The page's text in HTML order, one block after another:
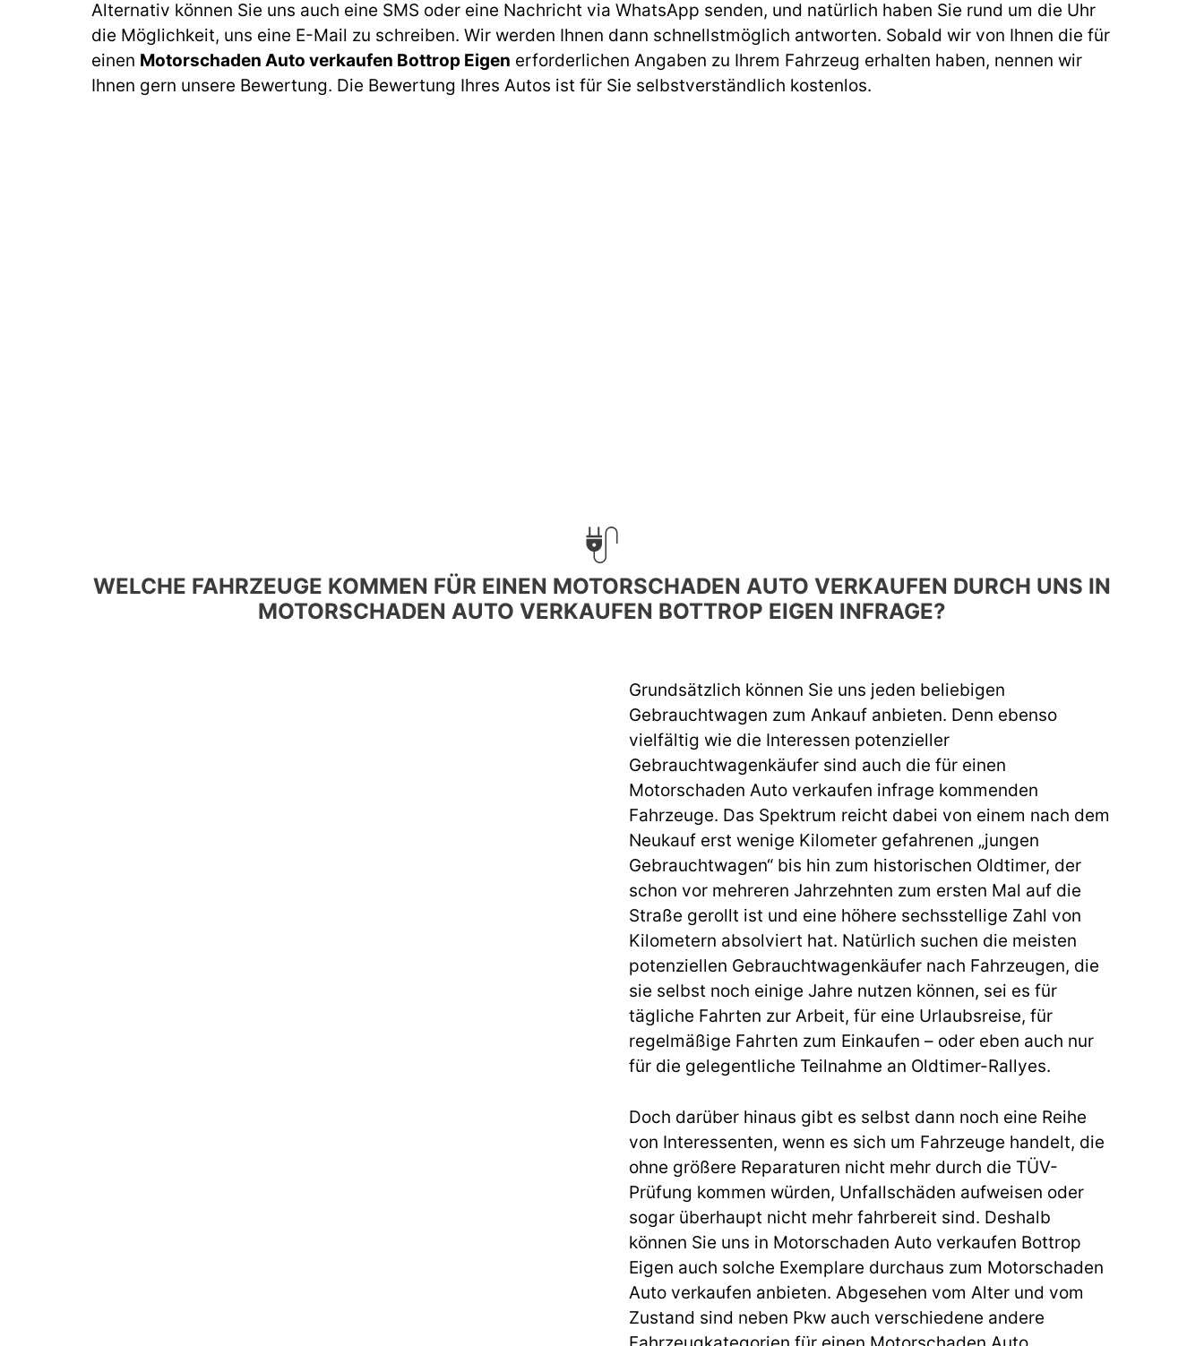
Alternativ können Sie uns auch eine SMS oder eine Nachricht via WhatsApp senden, und natürlich haben Sie rund um die Uhr
die Möglichkeit, uns eine E-Mail zu schreiben. Wir werden Ihnen dann schnellstmöglich antworten. Sobald wir von Ihnen die für
einen Motorschaden Auto verkaufen Bottrop Eigen erforderlichen Angaben zu Ihrem Fahrzeug erhalten haben, nennen wir
Ihnen gern unsere Bewertung. Die Bewertung Ihres Autos ist für Sie selbstverständlich kostenlos.
WELCHE FAHRZEUGE KOMMEN FÜR EINEN MOTORSCHADEN AUTO VERKAUFEN DURCH UNS IN
MOTORSCHADEN AUTO VERKAUFEN BOTTROP EIGEN INFRAGE?
Grundsätzlich können Sie uns jeden beliebigen
Gebrauchtwagen zum Ankauf anbieten. Denn ebenso
vielfältig wie die Interessen potenzieller
Gebrauchtwagenkäufer sind auch die für einen
Motorschaden Auto verkaufen infrage kommenden
Fahrzeuge. Das Spektrum reicht dabei von einem nach dem
Neukauf erst wenige Kilometer gefahrenen „jungen
Gebrauchtwagen“ bis hin zum historischen Oldtimer, der
schon vor mehreren Jahrzehnten zum ersten Mal auf die
Straße gerollt ist und eine höhere sechsstellige Zahl von
Kilometern absolviert hat. Natürlich suchen die meisten
potenziellen Gebrauchtwagenkäufer nach Fahrzeugen, die
sie selbst noch einige Jahre nutzen können, sei es für
tägliche Fahrten zur Arbeit, für eine Urlaubsreise, für
regelmäßige Fahrten zum Einkaufen – oder eben auch nur
für die gelegentliche Teilnahme an Oldtimer-Rallyes.
Doch darüber hinaus gibt es selbst dann noch eine Reihe
von Interessenten, wenn es sich um Fahrzeuge handelt, die
ohne größere Reparaturen nicht mehr durch die TÜV-
Prüfung kommen würden, Unfallschäden aufweisen oder
sogar überhaupt nicht mehr fahrbereit sind. Deshalb
können Sie uns in Motorschaden Auto verkaufen Bottrop
Eigen auch solche Exemplare durchaus zum Motorschaden
Auto verkaufen anbieten. Abgesehen vom Alter und vom
Zustand sind neben Pkw auch verschiedene andere